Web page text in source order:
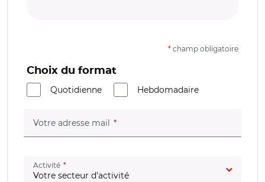
* champ obligatoire
Choix du format
Quotidienne
Hebdomadaire
Votre adresse mail (champ obligatoire)
Activité (champ obligatoire)